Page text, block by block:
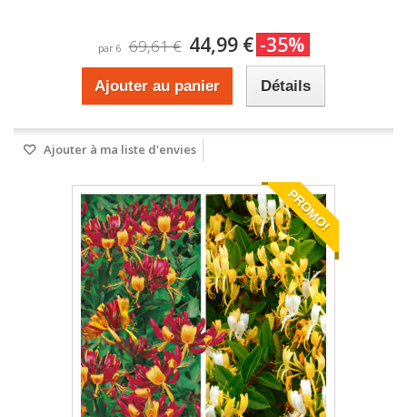
par 6 69,61 € 44,99 € -35%
Ajouter au panier Détails
Ajouter à ma liste d'envies
PROMO!